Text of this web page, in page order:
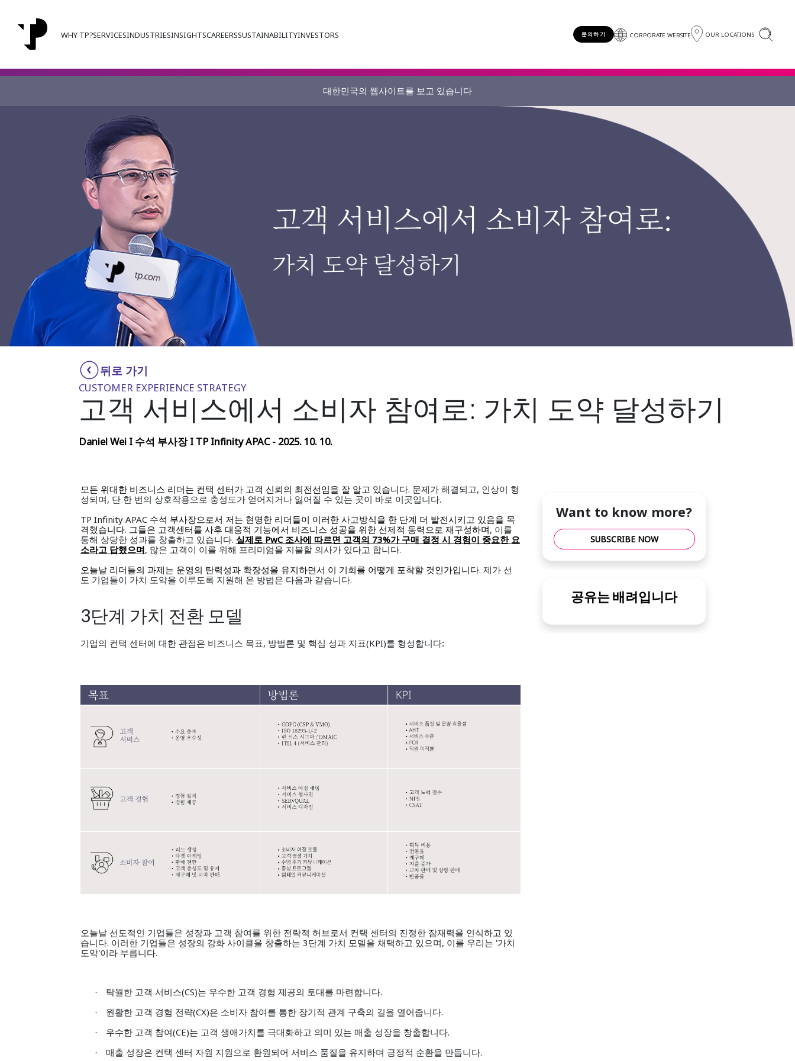
WHY TP?SERVICESINDUSTRIESINSIGHTSCAREERSSUSTAINABILITYINVESTORS 문의하기 CORPORATE WEBSITE OUR LOCATIONS
대한민국의 웹사이트를 보고 있습니다
뒤로 가기
CUSTOMER EXPERIENCE STRATEGY
고객 서비스에서 소비자 참여로: 가치 도약 달성하기
Daniel Wei I 수석 부사장 I TP Infinity APAC - 2025. 10. 10.
모든 위대한 비즈니스 리더는 컨택 센터가 고객 신뢰의 최전선임을 잘 알고 있습니다. 문제가 해결되고, 인상이 형
성되며, 단 한 번의 상호작용으로 충성도가 얻어지거나 잃어질 수 있는 곳이 바로 이곳입니다.
TP Infinity APAC 수석 부사장으로서 저는 현명한 리더들이 이러한 사고방식을 한 단계 더 발전시키고 있음을 목
격했습니다. 그들은 고객센터를 사후 대응적 기능에서 비즈니스 성공을 위한 선제적 동력으로 재구성하며, 이를
통해 상당한 성과를 창출하고 있습니다. 실제로 PwC 조사에 따르면 고객의 73%가 구매 결정 시 경험이 중요한 요
소라고 답했으며, 많은 고객이 이를 위해 프리미엄을 지불할 의사가 있다고 합니다.
오늘날 리더들의 과제는 운영의 탄력성과 확장성을 유지하면서 이 기회를 어떻게 포착할 것인가입니다. 제가 선
도 기업들이 가치 도약을 이루도록 지원해 온 방법은 다음과 같습니다.
3단계 가치 전환 모델
기업의 컨택 센터에 대한 관점은 비즈니스 목표, 방법론 및 핵심 성과 지표(KPI)를 형성합니다:
오늘날 선도적인 기업들은 성장과 고객 참여를 위한 전략적 허브로서 컨택 센터의 진정한 잠재력을 인식하고 있
습니다. 이러한 기업들은 성장의 강화 사이클을 창출하는 3단계 가치 모델을 채택하고 있으며, 이를 우리는 '가치
도약'이라 부릅니다.
· 탁월한 고객 서비스(CS)는 우수한 고객 경험 제공의 토대를 마련합니다.
· 원활한 고객 경험 전략(CX)은 소비자 참여를 통한 장기적 관계 구축의 길을 열어줍니다.
· 우수한 고객 참여(CE)는 고객 생애가치를 극대화하고 의미 있는 매출 성장을 창출합니다.
· 매출 성장은 컨택 센터 자원 지원으로 환원되어 서비스 품질을 유지하며 긍정적 순환을 만듭니다.
Want to know more?
SUBSCRIBE NOW
공유는 배려입니다